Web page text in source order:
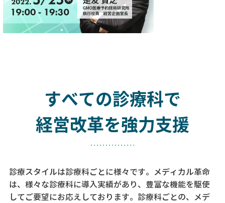
すべての診療科で
経営改革を強力支援
診療スタイルは診療科ごとに様々です。メディカル革命
は、様々な診療科に導入実績があり、 豊富な機能を駆使
してご要望にお応えしております。 診療科ごとの、メデ